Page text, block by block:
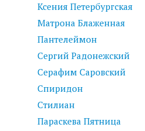
Ксения Петербургская
Матрона Блаженная
Пантелеймон
Сергий Радонежский
Серафим Саровский
Спиридон
Стилиан
Параскева Пятница